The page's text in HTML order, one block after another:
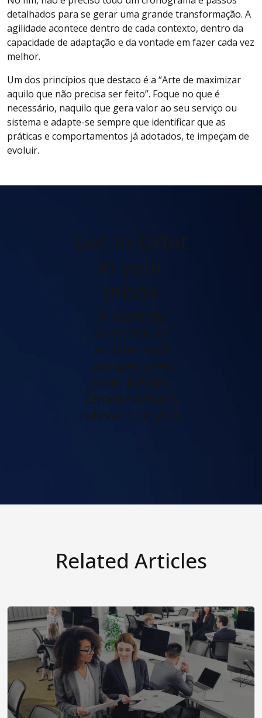
detalhados para se gerar uma grande transformação. A
agilidade acontece dentro de cada contexto, dentro da
capacidade de adaptação e da vontade em fazer cada vez
melhor.
Um dos princípios que destaco é a “Arte de maximizar
aquilo que não precisa ser feito”. Foque no que é
necessário, naquilo que gera valor ao seu serviço ou
sistema e adapte-se sempre que identificar que as
práticas e comportamentos já adotados, te impeçam de
evoluir.
Get In Orbit
in your
inbox
A monthly
selection of
articles and
perspectives
from KWAN.
Choose what's
relevant to you.
Related Articles